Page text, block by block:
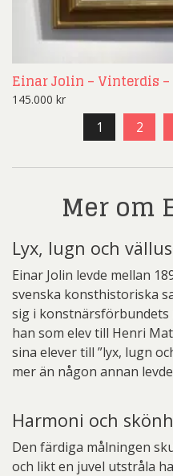
Einar Jolin – Vinterdis
145.000 kr
1 2
Mer om
Lyx, lugn och
Einar Jolin levde mellan
svenska konsthistoriska
sig i konstnärsförbundets
han som elev till Henri
sina elever till ”lyx, lugn
mer än någon annan
Harmoni och
Den färdiga målningen
och likt en juvel utstråla